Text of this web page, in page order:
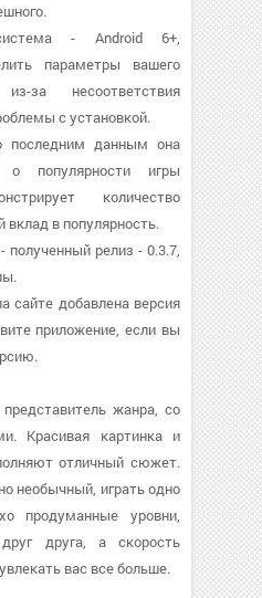
- Android 6+,
параметры вашего
за несоответствия
с установкой.
последним данным она
о популярности игры
количество
вклад в популярность.
полученный релиз - 0.3.7,
сайте добавлена версия
приложение, если вы
жанра, со
Красивая картинка и
отличный сюжет.
необычный, играть одно
продуманные уровни,
друга, а скорость
вас все больше.